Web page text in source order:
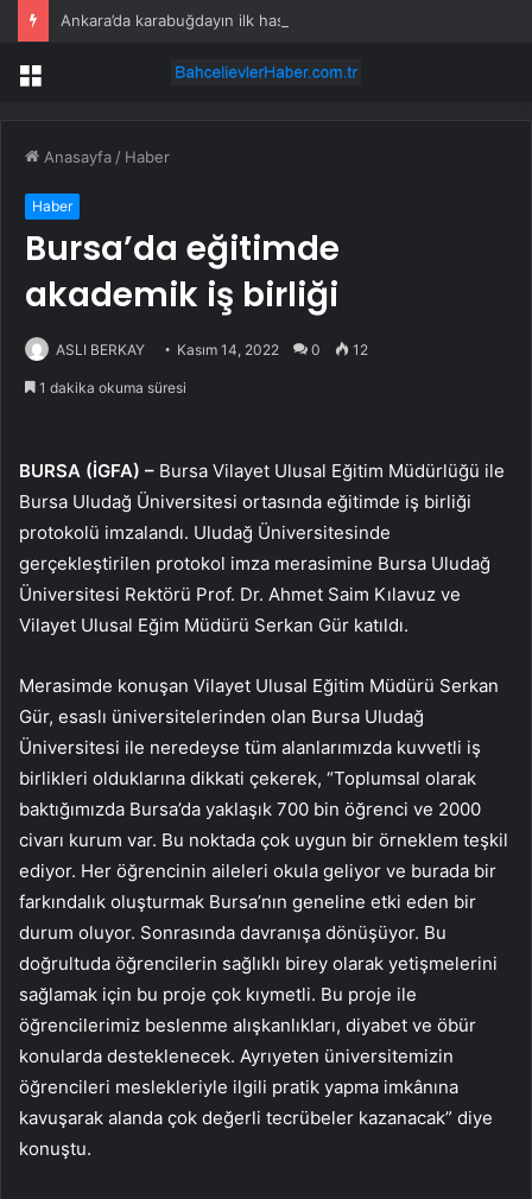
Ankara’da karabuğdayın ilk hasadı yapıldı
Menü
Anasayfa / Haber
Haber
Bursa’da eğitimde
akademik iş birliği
ASLI BERKAY Kasım 14, 2022 0 12
1 dakika okuma süresi
BURSA (İGFA) – Bursa Vilayet Ulusal Eğitim Müdürlüğü ile
Bursa Uludağ Üniversitesi ortasında eğitimde iş birliği
protokolü imzalandı. Uludağ Üniversitesinde
gerçekleştirilen protokol imza merasimine Bursa Uludağ
Üniversitesi Rektörü Prof. Dr. Ahmet Saim Kılavuz ve
Vilayet Ulusal Eğim Müdürü Serkan Gür katıldı.
Merasimde konuşan Vilayet Ulusal Eğitim Müdürü Serkan
Gür, esaslı üniversitelerinden olan Bursa Uludağ
Üniversitesi ile neredeyse tüm alanlarımızda kuvvetli iş
birlikleri olduklarına dikkati çekerek, “Toplumsal olarak
baktığımızda Bursa’da yaklaşık 700 bin öğrenci ve 2000
civarı kurum var. Bu noktada çok uygun bir örneklem teşkil
ediyor. Her öğrencinin aileleri okula geliyor ve burada bir
farkındalık oluşturmak Bursa’nın geneline etki eden bir
durum oluyor. Sonrasında davranışa dönüşüyor. Bu
doğrultuda öğrencilerin sağlıklı birey olarak yetişmelerini
sağlamak için bu proje çok kıymetli. Bu proje ile
öğrencilerimiz beslenme alışkanlıkları, diyabet ve öbür
konularda desteklenecek. Ayrıyeten üniversitemizin
öğrencileri meslekleriyle ilgili pratik yapma imkânına
kavuşarak alanda çok değerli tecrübeler kazanacak” diye
konuştu.